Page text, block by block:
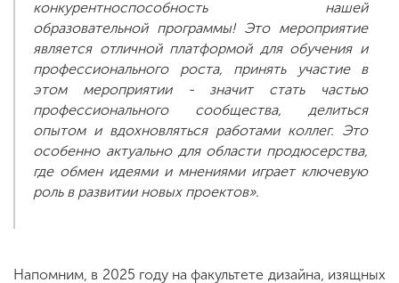
конкурентноспособность нашей
образовательной программы! Это мероприятие
является отличной платформой для обучения и
профессионального роста, принять участие в
этом мероприятии - значит стать частью
профессионального сообщества, делиться
опытом и вдохновляться работами коллег. Это
особенно актуально для области продюсерства,
где обмен идеями и мнениями играет ключевую
роль в развитии новых проектов».
Напомним, в 2025 году на факультете дизайна, изящных